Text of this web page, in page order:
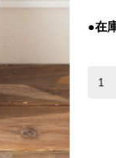
●在